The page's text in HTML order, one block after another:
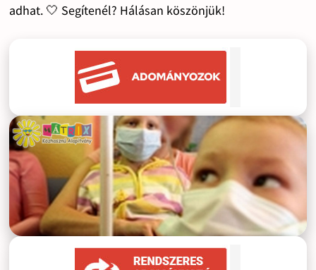
adhat. 🤍 Segítenél? Hálásan köszönjük!